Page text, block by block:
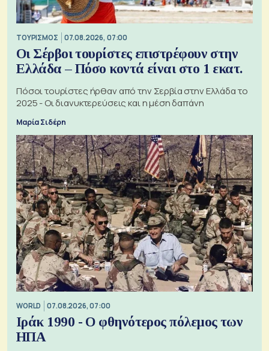
ΤΟΥΡΙΣΜΟΣ 07.08.2026, 07:00
Οι Σέρβοι τουρίστες επιστρέφουν στην
Ελλάδα – Πόσο κοντά είναι στο 1 εκατ.
Πόσοι τουρίστες ήρθαν από την Σερβία στην Ελλάδα το
2025 - Οι διανυκτερεύσεις και η μέση δαπάνη
Μαρία Σιδέρη
WORLD 07.08.2026, 07:00
Ιράκ 1990 - Ο φθηνότερος πόλεμος των
ΗΠΑ